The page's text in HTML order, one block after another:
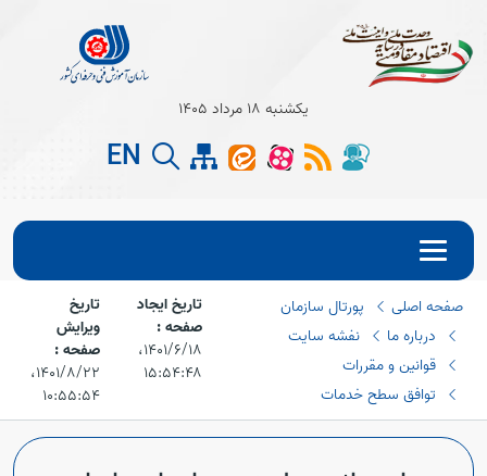
Open
Open
یکشنبه 18 مرداد 1405
EN
صفحه اصلی
پورتال سازمان
درباره ما
نفشه سایت
قوانین و مقررات
توافق سطح خدمات
تاریخ ایجاد
صفحه :
۱۴۰۱/۶/۱۸،‏
۱۵:۵۴:۴۸
تاریخ
ویرایش
صفحه :
۱۴۰۱/۸/۲۲،‏
۱۰:۵۵:۵۴